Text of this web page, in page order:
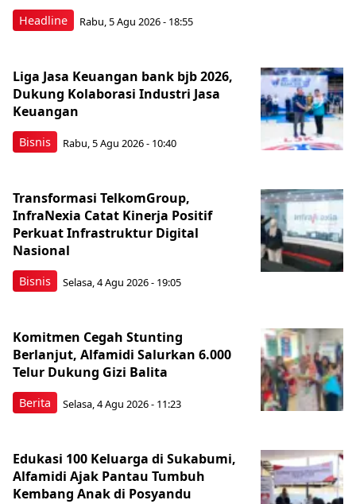
Headline Rabu, 5 Agu 2026 - 18:55
Bisnis
Liga Jasa Keuangan bank bjb 2026,
Dukung Kolaborasi Industri Jasa
Keuangan
Rabu, 5 Agu 2026 - 10:40
Bisnis
Transformasi TelkomGroup,
InfraNexia Catat Kinerja Positif
Perkuat Infrastruktur Digital
Nasional
Selasa, 4 Agu 2026 - 19:05
Berita
Komitmen Cegah Stunting
Berlanjut, Alfamidi Salurkan 6.000
Telur Dukung Gizi Balita
Selasa, 4 Agu 2026 - 11:23
Edukasi 100 Keluarga di Sukabumi,
Alfamidi Ajak Pantau Tumbuh
Kembang Anak di Posyandu